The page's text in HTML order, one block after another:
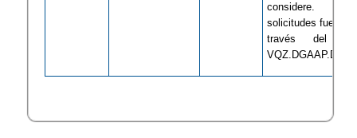
considere.
solicitudes fueron
través del